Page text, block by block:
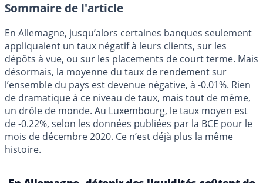
Sommaire de l'article
En Allemagne, jusqu’alors certaines banques seulement
appliquaient un taux négatif à leurs clients, sur les
dépôts à vue, ou sur les placements de court terme. Mais
désormais, la moyenne du taux de rendement sur
l’ensemble du pays est devenue négative, à -0.01%. Rien
de dramatique à ce niveau de taux, mais tout de même,
un drôle de monde. Au Luxembourg, le taux moyen est
de -0.22%, selon les données publiées par la BCE pour le
mois de décembre 2020. Ce n’est déjà plus la même
histoire.